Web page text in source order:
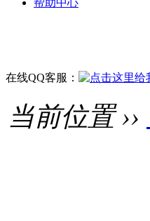
在线QQ客服：
当前位置 ››